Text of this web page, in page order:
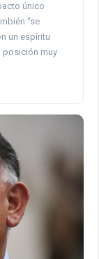
único
“se
un espíritu
posición muy